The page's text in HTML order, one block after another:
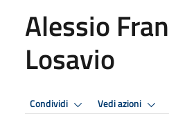
Alessio
Losavio
Condividi Vedi azioni